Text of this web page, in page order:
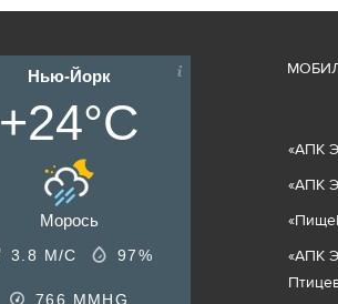
Нью-Йорк
+24°C
Морось
3.8 М/С 97%
766 MMHG
М
«АПК
«АПК
«АПК